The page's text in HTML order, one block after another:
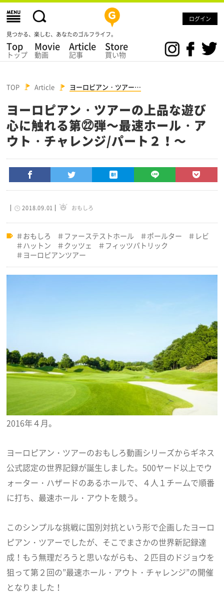
ログイン
見つかる、楽しむ、あなたのゴルフライフ。
Top
トップ
Movie
動画
Article
記事
Store
買い物
TOP Article ヨーロピアン・ツアー…
ヨーロピアン・ツアーの上品な遊び
心に触れる第㉒弾～最速ホール・ア
ウト・チャレンジ/パート２！～
2018.09.01 おもしろ
おもしろ ファーステストホール ポールター
レビ
ハットン
クッツェ
フィッツパトリック
ヨーロピアンツアー
2016年４月。
ヨーロピアン・ツアーのおもしろ動画シリーズからギネス
公式認定の世界記録が誕生しました。500ヤード以上でウ
ォーター・ハザードのあるホールで、４人１チームで順番
に打ち、最速ホール・アウトを競う。
このシンプルな挑戦に国別対抗という形で企画したヨーロ
ピアン・ツアーでしたが、そこでまさかの世界新記録達
成！もう無理だろうと思いながらも、２匹目のドジョウを
狙って第２回の”最速ホール・アウト・チャレンジ”の開催
となりました！